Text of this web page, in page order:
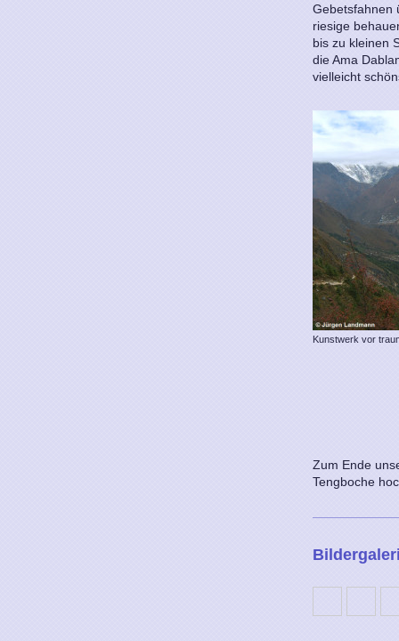
Gebetsfahnen
riesige
bis zu kleinen
die Ama
vielleicht
Kunstwerk vor
Zum Ende
Tengboche